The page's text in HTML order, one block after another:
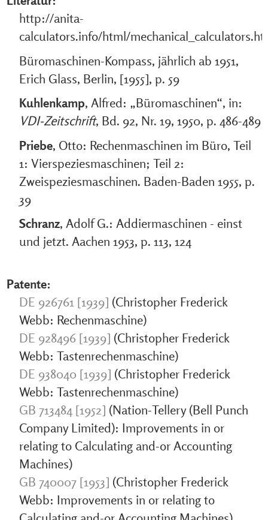
http://anita-
calculators.info/html/
Büromaschinen-Kompass, jährlich ab 1951,
Erich Glass, Berlin, [1955], p. 59
Kuhlenkamp, Alfred: „Büromaschinen“, in:
VDI-Zeitschrift, Bd. 92, Nr. 19, 1950, p. 486-489
Priebe, Otto: Rechenmaschinen im Büro, Teil
1: Vierspeziesmaschinen; Teil 2:
Zweispeziesmaschinen. Baden-Baden 1955, p.
39
Schranz, Adolf G.: Addiermaschinen - einst
und jetzt. Aachen 1953, p. 113, 124
Patente:
DE 926761 [1939] (Christopher Frederick
Webb: Rechenmaschine)
DE 928496 [1939] (Christopher Frederick
Webb: Tastenrechenmaschine)
DE 938040 [1939] (Christopher Frederick
Webb: Tastenrechenmaschine)
GB 713484 [1952] (Nation-Tellery (Bell Punch
Company Limited): Improvements in or
relating to Calculating and-or Accounting
Machines)
GB 740007 [1953] (Christopher Frederick
Webb: Improvements in or relating to